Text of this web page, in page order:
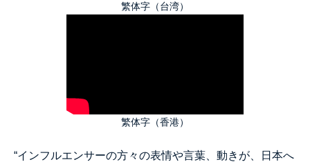
繁体字（台湾）
繁体字（香港）
“インフルエンサーの方々の表情や言葉、動きが、日本へ